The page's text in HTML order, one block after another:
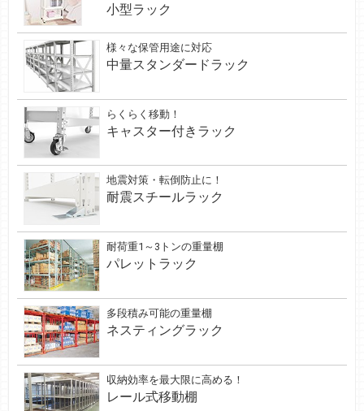
小型ラック
様々な保管用途に対応
中量スタンダードラック
らくらく移動！
キャスター付きラック
地震対策・転倒防止に！
耐震スチールラック
耐荷重1～3トンの重量棚
パレットラック
多段積み可能の重量棚
ネスティングラック
収納効率を最大限に高める！
レール式移動棚